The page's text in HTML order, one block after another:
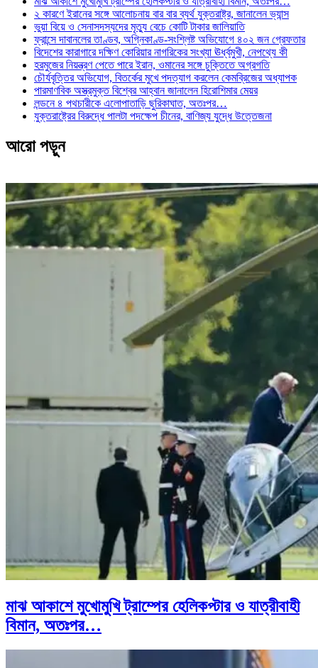
২ কারণে ইরানের সঙ্গে আলোচনায় বার বার ব্যর্থ যুক্তরাষ্ট্র, জানালেন ভ্যান্স
ভুয়া বিয়ে ও সেনাসদস্যদের মৃত্যু বেচে কোটি টাকার জালিয়াতি
ফ্রান্সে দাবানলের তাণ্ডব, অগ্নিকাণ্ড-সংশ্লিষ্ট অভিযোগে ৪০২ জন গ্রেফতার
বিদেশের কারাগারে দক্ষিণ কোরিয়ার নাগরিকের সংখ্যা ঊর্ধ্বমুখী, নেপথ্যে কী
হরমুজের নিয়ন্ত্রণ পেতে পারে ইরান, ওমানের সঙ্গে চুক্তিতে অগ্রগতি
চৌর্যবৃত্তির অভিযোগ, বিতর্কের মুখে পদত্যাগ করলেন কেমব্রিজের অধ্যাপক
পারমাণবিক অস্ত্রমুক্ত বিশ্বের আহ্বান জানালেন হিরোশিমার মেয়র
লন্ডনে ৪ পথচারীকে এলোপাতাড়ি ছুরিকাঘাত, অতঃপর…
যুক্তরাষ্ট্রের বিরুদ্ধে পালটা পদক্ষেপ চীনের, বাণিজ্য যুদ্ধে ‍উত্তেজনা
আরো পড়ুন
মাঝ আকাশে মুখোমুখি ট্রাম্পের হেলিকপ্টার ও যাত্রীবাহী
বিমান, অতঃপর…